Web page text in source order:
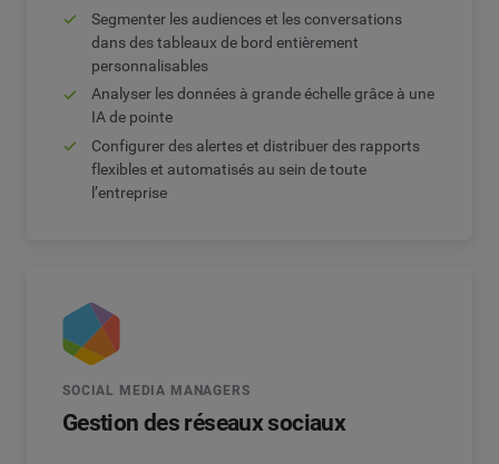
Segmenter les audiences et les conversations
dans des tableaux de bord entièrement
personnalisables
Analyser les données à grande échelle grâce à une
IA de pointe
Configurer des alertes et distribuer des rapports
flexibles et automatisés au sein de toute
l’entreprise
SOCIAL MEDIA MANAGERS
Gestion des réseaux sociaux